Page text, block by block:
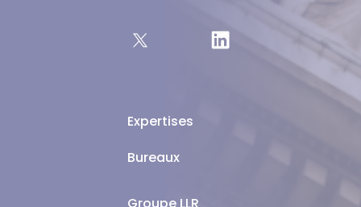
Expertises
Bureaux